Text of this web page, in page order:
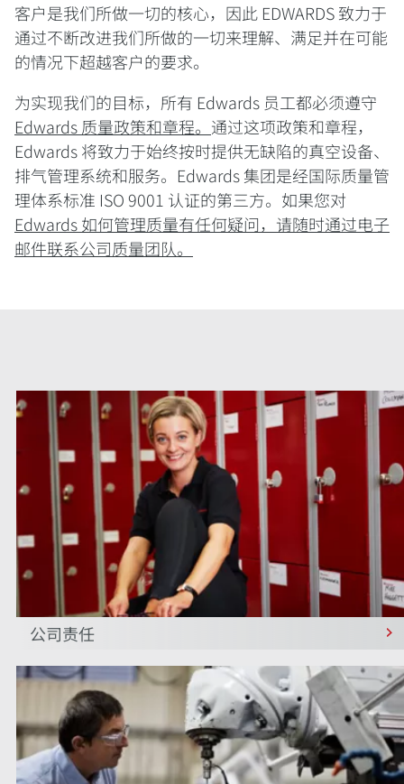
客户是我们所做一切的核心，因此 EDWARDS 致力于
通过不断改进我们所做的一切来理解、满足并在可能
的情况下超越客户的要求。
为实现我们的目标，所有 Edwards 员工都必须遵守
Edwards 质量政策和章程。 通过这项政策和章程，
Edwards 将致力于始终按时提供无缺陷的真空设备、
排气管理系统和服务。Edwards 集团是经国际质量管
理体系标准 ISO 9001 认证的第三方。如果您对
Edwards 如何管理质量有任何疑问，请随时通过电子
邮件联系公司质量团队。
公司责任